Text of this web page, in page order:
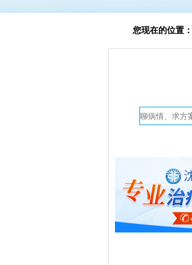
您现在的位置：